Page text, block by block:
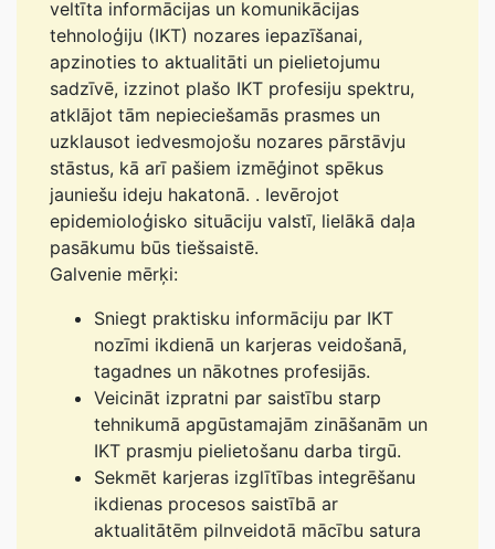
veltīta informācijas un komunikācijas
tehnoloģiju (IKT) nozares iepazīšanai,
apzinoties to aktualitāti un pielietojumu
sadzīvē, izzinot plašo IKT profesiju spektru,
atklājot tām nepieciešamās prasmes un
uzklausot iedvesmojošu nozares pārstāvju
stāstus, kā arī pašiem izmēģinot spēkus
jauniešu ideju hakatonā. . Ievērojot
epidemioloģisko situāciju valstī, lielākā daļa
pasākumu būs tiešsaistē.
Galvenie mērķi:
Sniegt praktisku informāciju par IKT
nozīmi ikdienā un karjeras veidošanā,
tagadnes un nākotnes profesijās.
Veicināt izpratni par saistību starp
tehnikumā apgūstamajām zināšanām un
IKT prasmju pielietošanu darba tirgū.
Sekmēt karjeras izglītības integrēšanu
ikdienas procesos saistībā ar
aktualitātēm pilnveidotā mācību satura